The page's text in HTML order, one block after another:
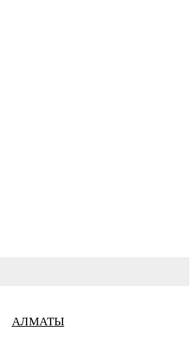
ВЛАДИКАВКАЗ
АЛМАТЫ